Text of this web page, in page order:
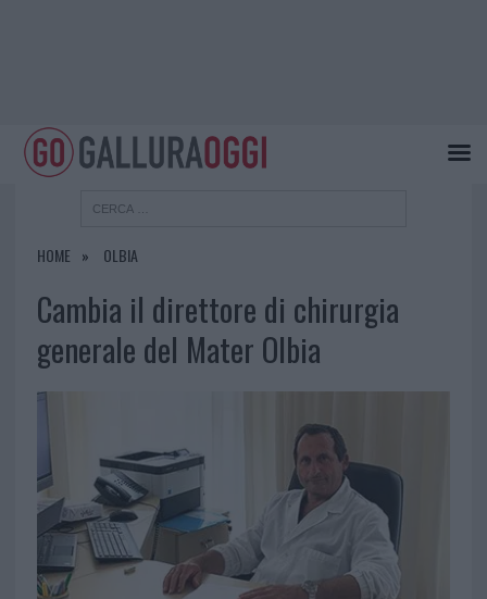
HOME OLBIA
Cambia il direttore di chirurgia
generale del Mater Olbia